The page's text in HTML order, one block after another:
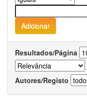
Resultados/Página
Autores/Registo